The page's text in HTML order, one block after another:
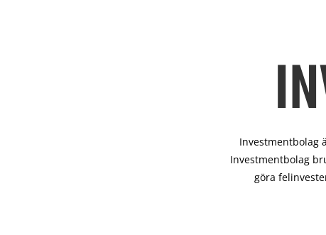
Investmentbolag
Investmentbolag
göra